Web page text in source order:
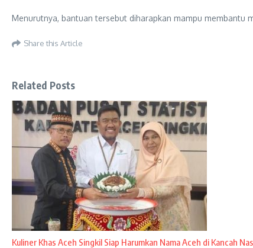
Menurutnya, bantuan tersebut diharapkan mampu membantu
Share this Article
Related Posts
Kuliner Khas Aceh Singkil Siap Harumkan Nama Aceh di Kancah